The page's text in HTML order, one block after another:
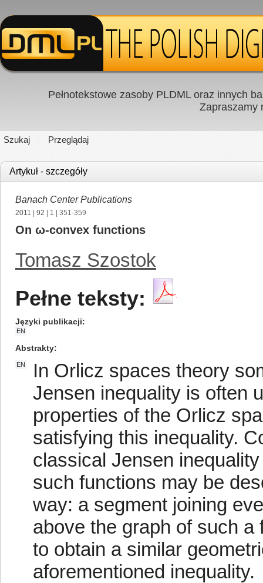
Pełnotekstowe zasoby PLDML oraz innych
Zapraszamy
Szukaj Przeglądaj
Artykuł - szczegóły
Banach Center Publications
2011 92 1 | 351-359
On ω-convex functions
Tomasz Szostok
Pełne teksty:
Języki publikacji
EN
Abstrakty
EN
In Orlicz spaces theory
Jensen inequality is often
properties of the Orlicz
satisfying this inequality.
classical Jensen
such functions may be
way: a segment joining
above the graph of such
to obtain a similar
aforementioned inequality.